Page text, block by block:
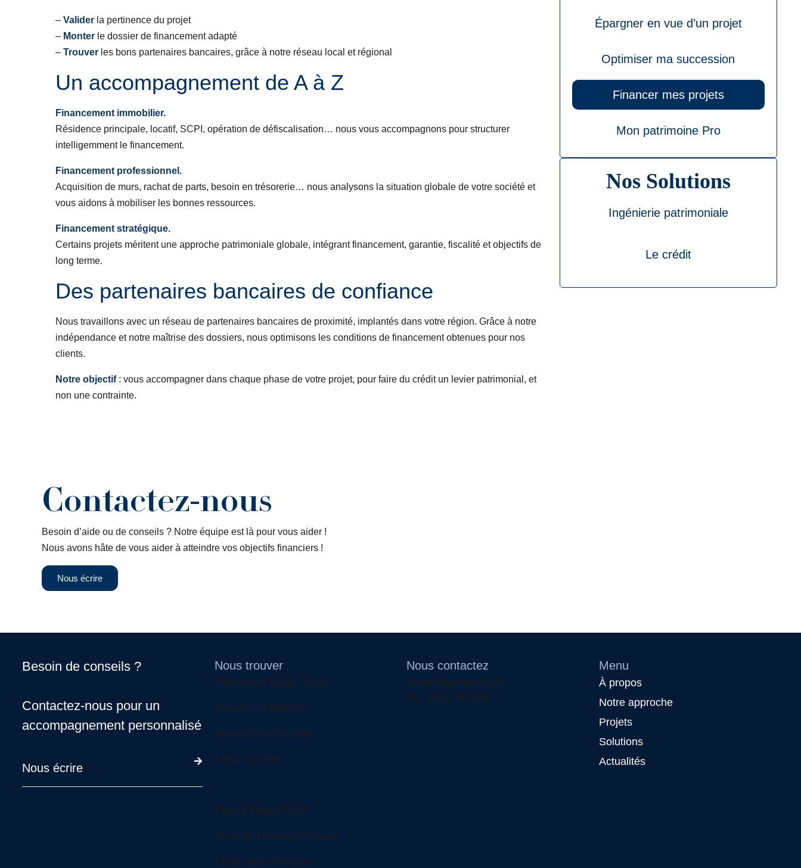
Épargner en vue d’un projet
Optimiser ma succession
Financer mes projets
Mon patrimoine Pro
Nos Solutions
Ingénierie patrimoniale
Le crédit
– Validerla pertinence du projet
– Monterle dossier de financement adapté
– Trouverles bons partenaires bancaires, grâce à notre réseau local et régional
Un accompagnement de A à Z
Financement immobilier.
Résidence principale, locatif, SCPI, opération de défiscalisation… nous vous accompagnons pour structurer
intelligemment le financement.
Financement professionnel.
Acquisition de murs, rachat de parts, besoin en trésorerie… nous analysons la situation globale de votre société et
vous aidons à mobiliser les bonnes ressources.
Financement stratégique.
Certains projets méritent une approche patrimoniale globale, intégrant financement, garantie, fiscalité et objectifs de
long terme.
Des partenaires bancaires de confiance
Nous travaillons avec un réseau de partenaires bancaires de proximité, implantés dans votre région. Grâce à notre
indépendance et notre maîtrise des dossiers, nous optimisons les conditions de financement obtenues pour nos
clients.
Notre objectif: vous accompagner dans chaque phase de votre projet, pour faire du crédit un levier patrimonial, et
non une contrainte.
Contactez-nous
Besoin d’aide ou de conseils ? Notre équipe est là pour vous aider !
Nous avons hâte de vous aider à atteindre vos objectifs financiers !
Nous écrire
Besoin de conseils ?
Contactez-nous pour un
accompagnement personnalisé
Nous écrire
Nous trouver
Patrimoine Capital Conseil
8 route de la sablière
Immeuble le rond point
13011 Marseille
Espace Wagner Bt A2
10 rue du Lieutenant Parayre
13290 Aix-En-Provence
Nous contactez
contact@groupe-pcc.fr
Tél : 04 42 39 98 89
Menu
À propos
Notre approche
Projets
Solutions
Actualités